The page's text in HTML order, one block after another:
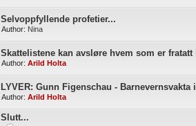
Selvoppfyllende profetier...
Author: Nina
Skattelistene kan avsløre hvem som er fratatt
Author: Arild Holta
LYVER: Gunn Figenschau - Barnevernsvakta
Author: Arild Holta
Slutt...